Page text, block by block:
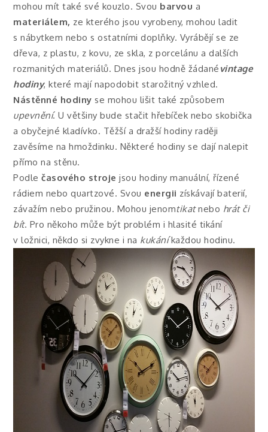
mohou mít také své kouzlo. Svou barvou a
materiálem, ze kterého jsou vyrobeny, mohou ladit
s nábytkem nebo s ostatními doplňky. Vyrábějí se ze
dřeva, z plastu, z kovu, ze skla, z porcelánu a dalších
rozmanitých materiálů. Dnes jsou hodně žádané vintage
hodiny, které mají napodobit starožitný vzhled.
Nástěnné hodinyse mohou lišit také způsobem
upevnění. U většiny bude stačit hřebíček nebo skobička
a obyčejné kladívko. Těžší a dražší hodiny raději
zavěsíme na hmoždinku. Některé hodiny se dají nalepit
přímo na stěnu.
Podlečasového strojejsou hodiny manuální, řízené
rádiem nebo quartzové. Svou energii získávají baterií,
závažím nebo pružinou. Mohou jenomtikatnebo hrát či
bít. Pro někoho může být problém i hlasité tikání
v ložnici, někdo si zvykne i na kukáníkaždou hodinu.